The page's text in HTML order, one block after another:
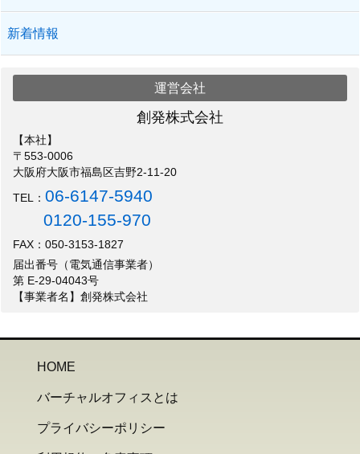
新着情報
運営会社
創発株式会社
【本社】
〒553-0006
大阪府大阪市福島区吉野2-11-20
TEL：06-6147-5940
0120-155-970
FAX：050-3153-1827
届出番号（電気通信事業者）
第 E-29-04043号
【事業者名】創発株式会社
HOME
バーチャルオフィスとは
プライバシーポリシー